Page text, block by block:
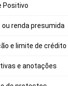
Positivo
renda presumida
e limite de crédito
e anotações